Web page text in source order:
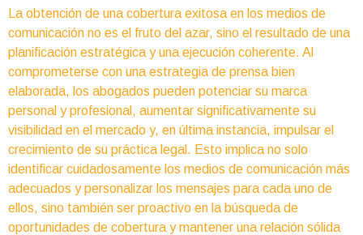
La obtención de una cobertura exitosa en los medios de
comunicación no es el fruto del azar, sino el resultado de una
planificación estratégica y una ejecución coherente. Al
comprometerse con una estrategia de prensa bien
elaborada, los abogados pueden potenciar su marca
personal y profesional, aumentar significativamente su
visibilidad en el mercado y, en última instancia, impulsar el
crecimiento de su práctica legal. Esto implica no solo
identificar cuidadosamente los medios de comunicación más
adecuados y personalizar los mensajes para cada uno de
ellos, sino también ser proactivo en la búsqueda de
oportunidades de cobertura y mantener una relación sólida